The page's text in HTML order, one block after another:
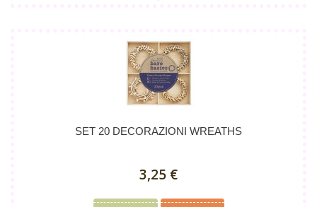
SET 20 DECORAZIONI WREATHS
3,25 €